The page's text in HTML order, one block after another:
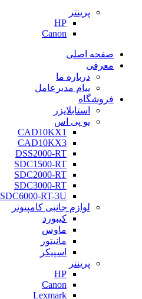
پرینتر
HP
Canon
صفحه اصلی
معرفی
درباره ما
پیام مدیرعامل
فروشگاه
استابلایزر
یو پی اس
CAD10KX1
CAD10KX3
DSS2000-RT
SDC1500-RT
SDC2000-RT
SDC3000-RT
SDC6000-RT-3U
لوازم جانبی کامپیوتر
کیبورد
ماوس
مانیتور
اسپیکر
پرینتر
HP
Canon
Lexmark